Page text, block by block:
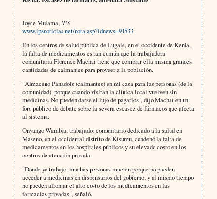
Joyce Mulama, IPS
www.ipsnoticias.net/nota.asp?idnews=91533
En los centros de salud pública de Lugale, en el occidente de Kenia,
la falta de medicamentos es tan común que la trabajadora
comunitaria Florence Machai tiene que comprar ella misma grandes
cantidades de calmantes para proveer a la población.
"Almaceno Panadols (calmantes) en mi casa para las personas (de la
comunidad), porque cuando visitan la clínica local vuelven sin
medicinas. No pueden darse el lujo de pagarlos", dijo Machai en un
foro público de debate sobre la severa escasez de fármacos que afecta
al sistema.
Onyango Wambia, trabajador comunitario dedicado a la salud en
Maseno, en el occidental distrito de Kisumu, condenó la falta de
medicamentos en los hospitales públicos y su elevado costo en los
centros de atención privada.
"Donde yo trabajo, muchas personas mueren porque no pueden
acceder a medicinas en dispensarios del gobierno, y al mismo tiempo
no pueden afrontar el alto costo de los medicamentos en las
farmacias privadas", señaló.